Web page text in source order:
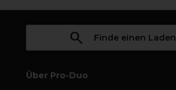
Finde einen Laden
Über Pro-Duo